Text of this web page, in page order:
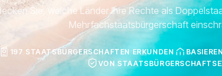
Sie, welche Länder Ihre Rechte als
Mehrfachstaatsbürgerschaft
197 STAATSBÜRGERSCHAFTEN ERKUNDEN
VON